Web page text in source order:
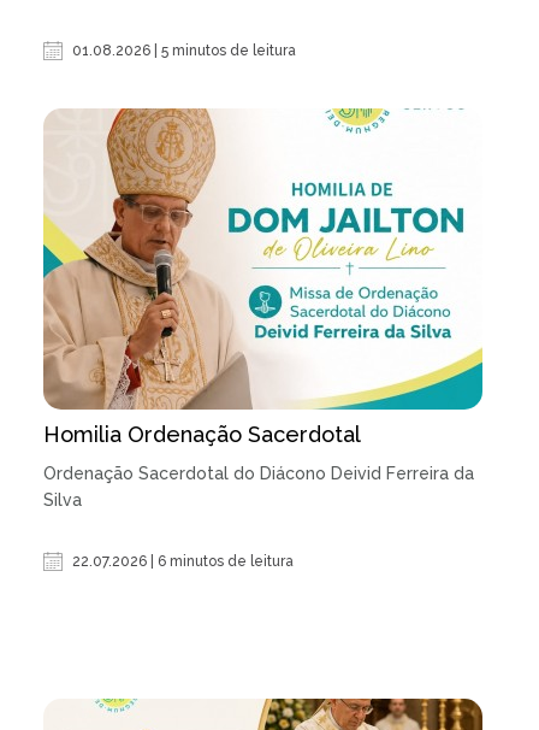
01.08.2026 | 5 minutos de leitura
Homilia Ordenação Sacerdotal
Ordenação Sacerdotal do Diácono Deivid Ferreira da
Silva
22.07.2026 | 6 minutos de leitura